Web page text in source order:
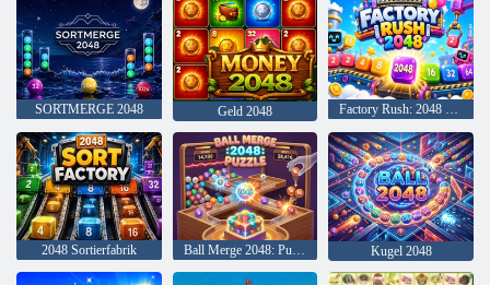
SORTMERGE 2048 Geld 2048 Factory Rush: 2048 Merge
2048 Sortierfabrik Ball Merge 2048: Puzzle Kugel 2048